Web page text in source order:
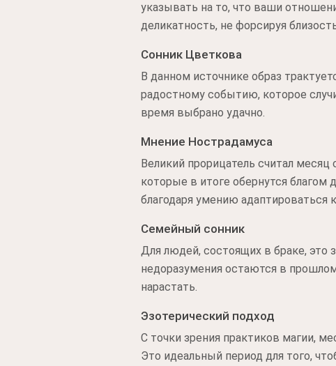
указывать на то, что ваши
деликатность, не форсируя
Сонник Цветкова
В данном источнике образ
радостному событию, которое
время выбрано удачно.
Мнение Нострадамуса
Великий прорицатель считал
которые в итоге обернутся
благодаря умению адаптироваться
Семейный сонник
Для людей, состоящих в браке, это
недоразумения остаются в
нарастать.
Эзотерический подход
С точки зрения практиков магии,
Это идеальный период для того,